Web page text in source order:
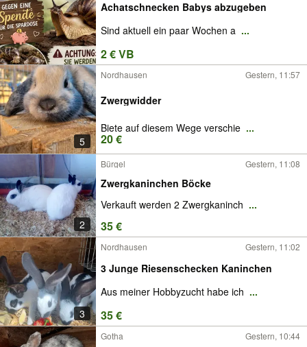
Achatschnecken Babys abzugeben
Sind aktuell ein paar Wochen a ...
2 € VB
5
Nordhausen Gestern, 11:57
Zwergwidder
Biete auf diesem Wege verschie ...
20 €
2
Bürgel Gestern, 11:08
Zwergkaninchen Böcke
Verkauft werden 2 Zwergkaninch ...
35 €
3
Nordhausen Gestern, 11:02
3 Junge Riesenschecken Kaninchen
Aus meiner Hobbyzucht habe ich ...
35 €
Gotha Gestern, 10:44